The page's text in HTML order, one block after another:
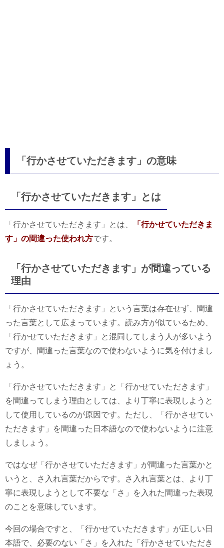
「行かさせていただきます」の意味
「行かさせていただきます」とは
「行かさせていただきます」とは、
「行かせていただきま
す」の間違った使われ方です。
「行かさせていただきます」が間違っている
理由
「行かさせていただきます」という言葉は存在せず、間違
った言葉として広まっています。読み方が似ているため、
「行かせていただきます」と混同してしまう人が多いよう
ですが、間違った言葉なので使わないように気を付けまし
ょう。
「行かさせていただきます」と「行かせていただきます」
を間違ってしまう理由としては、より丁寧に表現しようと
して使用しているのが原因です。ただし、「行かさせてい
ただきます」を間違った日本語なので使わないように注意
しましょう。
ではなぜ「行かさせていただきます」が間違った言葉かと
いうと、さ入れ言葉だからです。さ入れ言葉とは、より丁
寧に表現しようとして不要な「さ」を入れた間違った表現
のことを意味しています。
今回の場合ですと、「行かせていただきます」が正しい日
本語で、必要のない「さ」を入れた「行かさせていただき